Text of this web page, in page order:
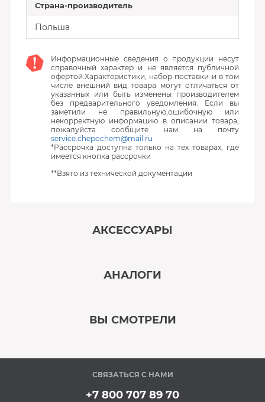
Страна-производитель
Польша
Информационные сведения о продукции несут
справочный характер и не является публичной
офертой.Характеристики, набор поставки и в том
числе внешний вид товара могут отличаться от
указанных или быть изменены производителем
без предварительного уведомления. Если вы
заметили не правильную,ошибочную или
некорректную информацию в описании товара,
пожалуйста сообщите нам на почту
service.chepochem@mail.ru
*Рассрочка доступна только на тех товарах, где
имеется кнопка рассрочки
**Взято из технической документации
АКСЕССУАРЫ
АНАЛОГИ
ВЫ СМОТРЕЛИ
В наличии
СВЯЗАТЬСЯ С НАМИ
+7 800 707 89 70